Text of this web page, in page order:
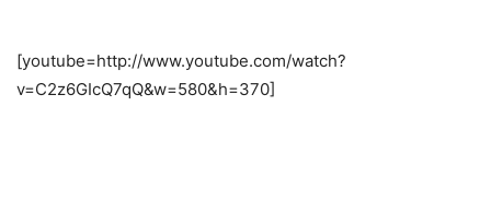
[youtube=http://www.youtube.com/watch?
v=C2z6GIcQ7qQ&w=580&h=370]